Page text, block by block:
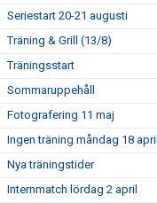
Seriestart 20-21 augusti
Träning & Grill (13/8)
Träningsstart
Sommaruppehåll
Fotografering 11 maj
Ingen träning måndag 18 april
Nya träningstider
Internmatch lördag 2 april